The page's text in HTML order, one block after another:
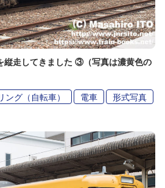
縦走してきました ③（写真は濃黄色の
ング（自転車） 電車 形式写真